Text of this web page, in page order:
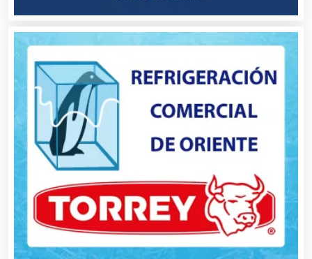
Basculas
Bebidas
Belleza
Bordados y Estampados